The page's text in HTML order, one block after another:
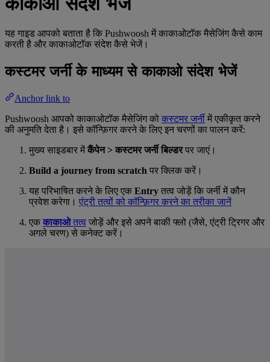
यह गाइड आपको बताता है कि Pushwoosh में काकाओटॉक मैसेजिंग कैसे काम
करती है और काकाओटॉक संदेश कैसे भेजें।
कस्टमर जर्नी के माध्यम से काकाओ संदेश भेजें
Anchor link to
Pushwoosh आपको काकाओटॉक मैसेजिंग को कस्टमर जर्नी में एकीकृत करने
की अनुमति देता है। इसे कॉन्फ़िगर करने के लिए इन चरणों का पालन करें:
मुख्य साइडबार मेंकैंपेन > कस्टमर जर्नी बिल्डरपर जाएं।
Build a journey from scratch पर क्लिक करें।
यह परिभाषित करने के लिए एक Entry तत्व जोड़ें कि जर्नी में कौन
प्रवेश करेगा। एंट्री तत्वों को कॉन्फ़िगर करने का तरीका जानें
एक काकाओतत्व जोड़ें और इसे अपने बाकी फ्लो (जैसे, एंट्री ट्रिगर और
अगले चरण) से कनेक्ट करें।